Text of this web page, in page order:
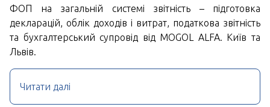
ФОП на загальній системі звітність – підготовка
декларацій, облік доходів і витрат, податкова звітність
та бухгалтерський супровід від MOGOL ALFA. Київ та
Львів.
Читати далі